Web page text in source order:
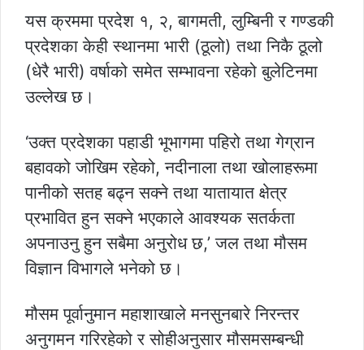
यस क्रममा प्रदेश १, २, बागमती, लुम्बिनी र गण्डकी
प्रदेशका केही स्थानमा भारी (ठूलो) तथा निकै ठूलो
(धेरै भारी) वर्षाको समेत सम्भावना रहेको बुलेटिनमा
उल्लेख छ।
‘उक्त प्रदेशका पहाडी भूभागमा पहिरो तथा गेग्रान
बहावको जोखिम रहेको, नदीनाला तथा खोलाहरूमा
पानीको सतह बढ्न सक्ने तथा यातायात क्षेत्र
प्रभावित हुन सक्ने भएकाले आवश्यक सतर्कता
अपनाउनु हुन सबैमा अनुरोध छ,’ जल तथा मौसम
विज्ञान विभागले भनेको छ।
मौसम पूर्वानुमान महाशाखाले मनसुनबारे निरन्तर
अनुगमन गरिरहेको र सोहीअनुसार मौसमसम्बन्धी